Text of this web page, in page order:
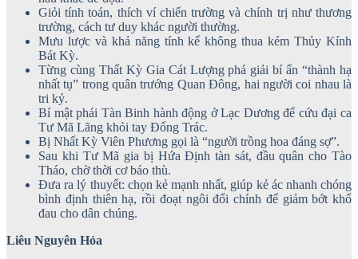
Giỏi tính toán, thích ví chiến trường và chính trị như thương
trường, cách tư duy khác người thường.
Mưu lược và khả năng tính kế không thua kém Thủy Kính
Bát Kỳ.
Từng cùng Thất Kỳ Gia Cát Lượng phá giải bí ẩn “thành hạ
nhất tụ” trong quân trướng Quan Đông, hai người coi nhau là
tri kỷ.
Bí mật phái Tàn Binh hành động ở Lạc Dương để cứu đại ca
Tư Mã Lãng khỏi tay Đổng Trác.
Bị Nhất Kỳ Viên Phương gọi là “người trồng hoa đáng sợ”.
Sau khi Tư Mã gia bị Hứa Định tàn sát, đầu quân cho Tào
Tháo, chờ thời cơ báo thù.
Đưa ra lý thuyết: chọn kẻ mạnh nhất, giúp kẻ ác nhanh chóng
bình định thiên hạ, rồi đoạt ngôi đổi chính để giảm bớt khổ
đau cho dân chúng.
Liêu Nguyên Hỏa